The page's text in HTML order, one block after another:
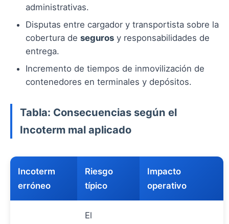
administrativas.
Disputas entre cargador y transportista sobre la
cobertura de seguros y responsabilidades de
entrega.
Incremento de tiempos de inmovilización de
contenedores en terminales y depósitos.
Tabla: Consecuencias según el
Incoterm mal aplicado
Incoterm
erróneo
Riesgo
típico
Impacto
operativo
El